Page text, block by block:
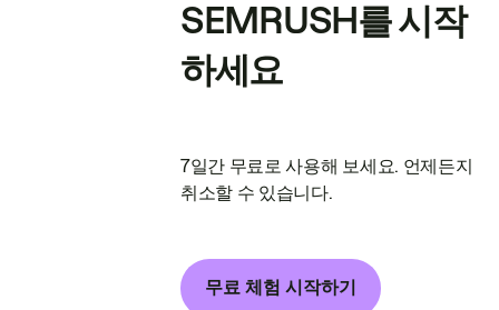
SEMRUSH를 시작
하세요
7일간 무료로 사용해 보세요. 언제든지
취소할 수 있습니다.
무료 체험 시작하기